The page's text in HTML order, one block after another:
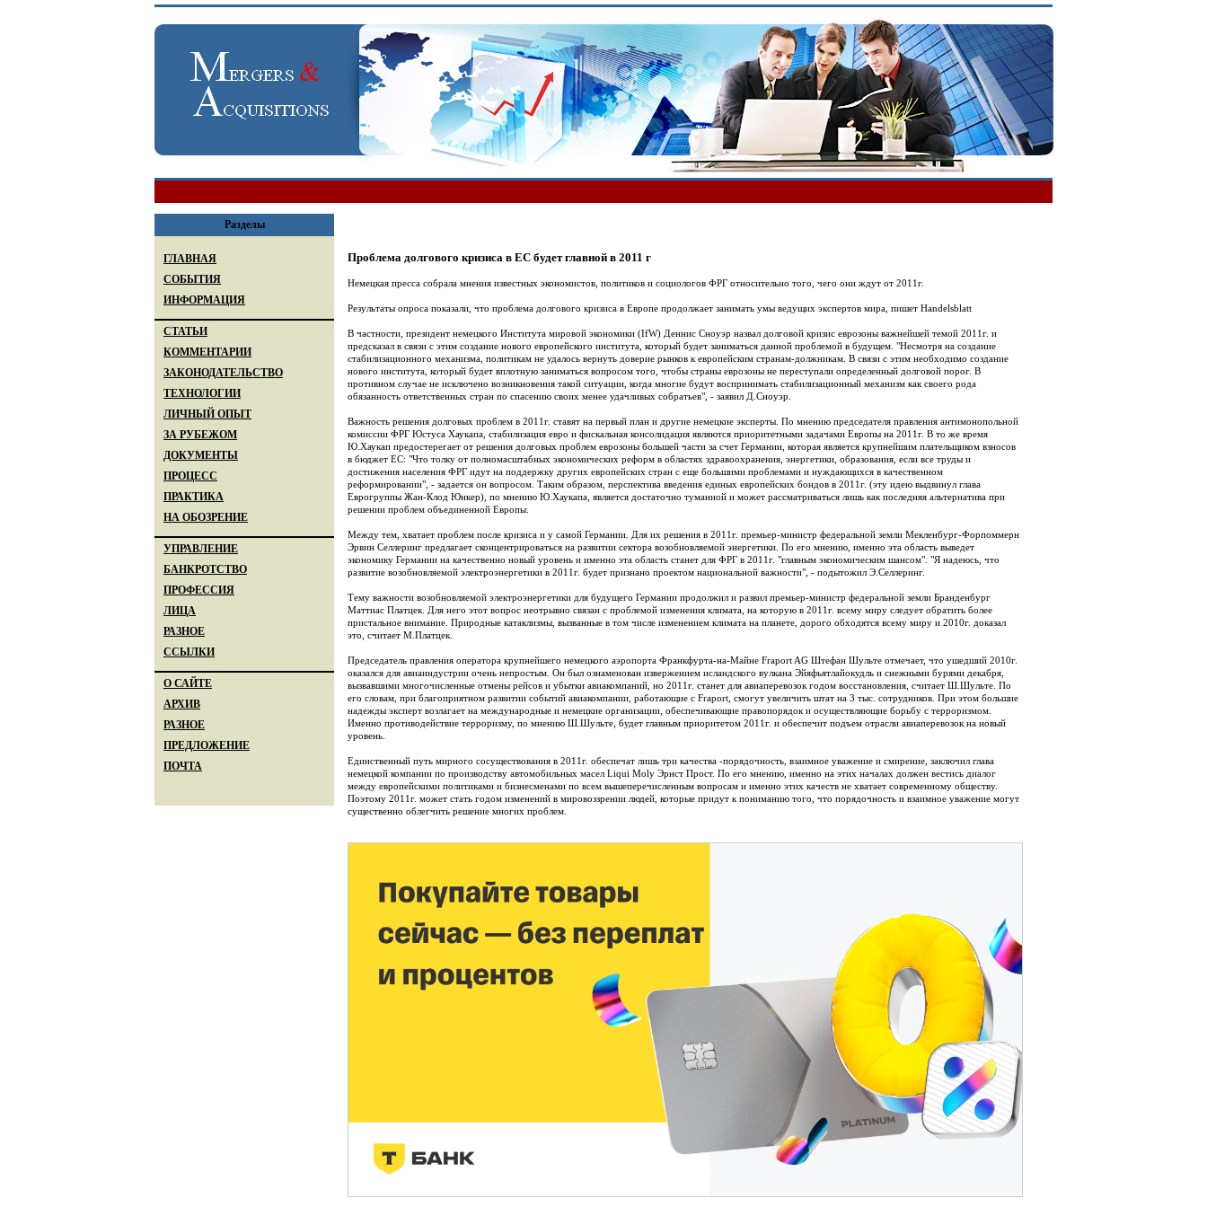
Разделы
ГЛАВНАЯ
СОБЫТИЯ
ИНФОРМАЦИЯ
СТАТЬИ
КОММЕНТАРИИ
ЗАКОНОДАТЕЛЬСТВО
ТЕХНОЛОГИИ
ЛИЧНЫЙ ОПЫТ
ЗА РУБЕЖОМ
ДОКУМЕНТЫ
ПРОЦЕСС
ПРАКТИКА
НА ОБОЗРЕНИЕ
УПРАВЛЕНИЕ
БАНКРОТСТВО
ПРОФЕССИЯ
ЛИЦА
РАЗНОЕ
ССЫЛКИ
О САЙТЕ
АРХИВ
РАЗНОЕ
ПРЕДЛОЖЕНИЕ
ПОЧТА
Проблема долгового кризиса в ЕС будет главной в 2011 г
Немецкая пресса собрала мнения известных экономистов, политиков и социологов ФРГ относительно того, чего они ждут от 2011г.
Результаты опроса показали, что проблема долгового кризиса в Европе продолжает занимать умы ведущих экспертов мира, пишет Handelsblatt
В частности, президент немецкого Института мировой экономики (IfW) Деннис Сноуэр назвал долговой кризис еврозоны важнейшей темой 2011г. и
предсказал в связи с этим создание нового европейского института, который будет заниматься данной проблемой в будущем. "Несмотря на создание
стабилизационного механизма, политикам не удалось вернуть доверие рынков к европейским странам-должникам. В связи с этим необходимо создание
нового института, который будет вплотную заниматься вопросом того, чтобы страны еврозоны не переступали определенный долговой порог. В
противном случае не исключено возникновения такой ситуации, когда многие будут воспринимать стабилизационный механизм как своего рода
обязанность ответственных стран по спасению своих менее удачливых собратьев", - заявил Д.Сноуэр.
Важность решения долговых проблем в 2011г. ставят на первый план и другие немецкие эксперты. По мнению председателя правления антимонопольной
комиссии ФРГ Юстуса Хаукапа, стабилизация евро и фискальная консолидация являются приоритетными задачами Европы на 2011г. В то же время
Ю.Хаукап предостерегает от решения долговых проблем еврозоны большей части за счет Германии, которая является крупнейшим плательщиком взносов
в бюджет ЕС: "Что толку от полномасштабных экономических реформ в областях здравоохранения, энергетики, образования, если все труды и
достижения населения ФРГ идут на поддержку других европейских стран с еще большими проблемами и нуждающихся в качественном
реформировании", - задается он вопросом. Таким образом, перспектива введения единых европейских бондов в 2011г. (эту идею выдвинул глава
Еврогруппы Жан-Клод Юнкер), по мнению Ю.Хаукапа, является достаточно туманной и может рассматриваться лишь как последняя альтернатива при
решении проблем объединенной Европы.
Между тем, хватает проблем после кризиса и у самой Германии. Для их решения в 2011г. премьер-министр федеральной земли Мекленбург-Форпоммерн
Эрвин Селлеринг предлагает сконцентрироваться на развитии сектора возобновляемой энергетики. По его мнению, именно эта область выведет
экономику Германии на качественно новый уровень и именно эта область станет для ФРГ в 2011г. "главным экономическим шансом". "Я надеюсь, что
развитие возобновляемой электроэнергетики в 2011г. будет признано проектом национальной важности", - подытожил Э.Селлеринг.
Тему важности возобновляемой электроэнергетики для будущего Германии продолжил и развил премьер-министр федеральной земли Бранденбург
Маттиас Платцек. Для него этот вопрос неотрывно связан с проблемой изменения климата, на которую в 2011г. всему миру следует обратить более
пристальное внимание. Природные катаклизмы, вызванные в том числе изменением климата на планете, дорого обходятся всему миру и 2010г. доказал
это, считает М.Платцек.
Председатель правления оператора крупнейшего немецкого аэропорта Франкфурта-на-Майне Fraport AG Штефан Шульте отмечает, что ушедший 2010г.
оказался для авиаиндустрии очень непростым. Он был ознаменован извержением исландского вулкана Эйяфьятлайокудль и снежными бурями декабря,
вызвавшими многочисленные отмены рейсов и убытки авиакомпаний, но 2011г. станет для авиаперевозок годом восстановления, считает Ш.Шульте. По
его словам, при благоприятном развитии событий авиакомпании, работающие с Fraport, смогут увеличить штат на 3 тыс. сотрудников. При этом большие
надежды эксперт возлагает на международные и немецкие организации, обеспечивающие правопорядок и осуществляющие борьбу с терроризмом.
Именно противодействие терроризму, по мнению Ш.Шульте, будет главным приоритетом 2011г. и обеспечит подъем отрасли авиаперевозок на новый
уровень.
Единственный путь мирного сосуществования в 2011г. обеспечат лишь три качества -порядочность, взаимное уважение и смирение, заключил глава
немецкой компании по производству автомобильных масел Liqui Moly Эрнст Прост. По его мнению, именно на этих началах должен вестись диалог
между европейскими политиками и бизнесменами по всем вышеперечисленным вопросам и именно этих качеств не хватает современному обществу.
Поэтому 2011г. может стать годом изменений в мировоззрении людей, которые придут к пониманию того, что порядочность и взаимное уважение могут
существенно облегчить решение многих проблем.